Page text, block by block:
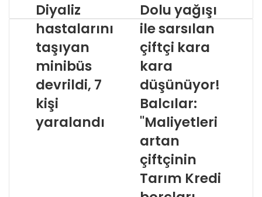
Diyaliz
hastalarını
taşıyan
minibüs
devrildi, 7
kişi
yaralandı
Dolu yağışı
ile sarsılan
çiftçi kara
kara
düşünüyor!
Balcılar:
"Maliyetleri
artan
çiftçinin
Tarım Kredi